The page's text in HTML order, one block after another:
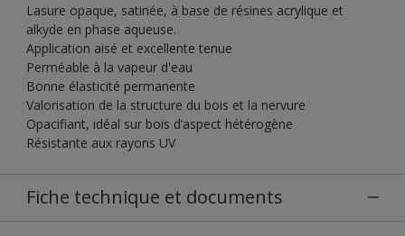
Lasure opaque, satinée, à base de résines acrylique et
alkyde en phase aqueuse.
Application aisé et excellente tenue
Perméable à la vapeur d'eau
Bonne élasticité permanente
Valorisation de la structure du bois et la nervure
Opacifiant, idéal sur bois d’aspect hétérogène
Résistante aux rayons UV
Fiche technique et documents